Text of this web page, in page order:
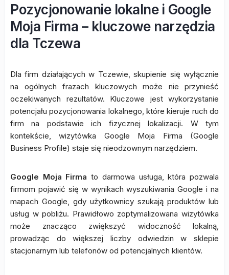
Pozycjonowanie lokalne i Google
Moja Firma – kluczowe narzędzia
dla Tczewa
Dla firm działających w Tczewie, skupienie się wyłącznie
na ogólnych frazach kluczowych może nie przynieść
oczekiwanych rezultatów. Kluczowe jest wykorzystanie
potencjału pozycjonowania lokalnego, które kieruje ruch do
firm na podstawie ich fizycznej lokalizacji. W tym
kontekście, wizytówka Google Moja Firma (Google
Business Profile) staje się nieodzownym narzędziem.
Google Moja Firma to darmowa usługa, która pozwala
firmom pojawić się w wynikach wyszukiwania Google i na
mapach Google, gdy użytkownicy szukają produktów lub
usług w pobliżu. Prawidłowo zoptymalizowana wizytówka
może znacząco zwiększyć widoczność lokalną,
prowadząc do większej liczby odwiedzin w sklepie
stacjonarnym lub telefonów od potencjalnych klientów.